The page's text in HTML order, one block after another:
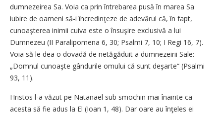
dumnezeirea Sa. Voia ca prin întrebarea pusă în marea Sa
iubire de oameni să-i încredinţeze de adevărul că, în fapt,
cunoaşterea inimii cuiva este o însuşire exclusivă a lui
Dumnezeu (II Paralipomena 6, 30; Psalmi 7, 10; I Regi 16, 7).
Voia să le dea o dovadă de netăgăduit a dumnezeirii Sale:
„Domnul cunoaşte gândurile omului că sunt deşarte“ (Psalmi
93, 11).
Hristos l-a văzut pe Natanael sub smochin mai înainte ca
acesta să fie adus la El (Ioan 1, 48). Dar oare au înţeles ei